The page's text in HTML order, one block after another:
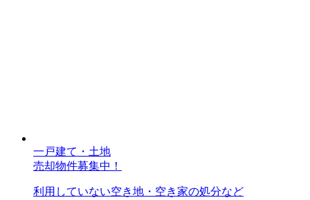
一戸建て・土地
売却物件募集中！
利用していない空き地・空き家の処分など